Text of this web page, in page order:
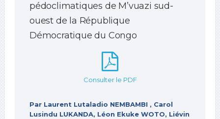
pédoclimatiques de M’vuazi sud-
ouest de la République
Démocratique du Congo
Consulter le PDF
Par Laurent Lutaladio NEMBAMBI , Carol
Lusindu LUKANDA, Léon Ekuke WOTO, Liévin